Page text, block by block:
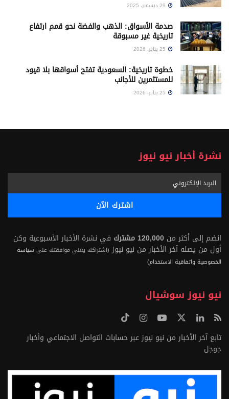
صدمة الأسواق: الذهب والفضة نحو قمم ارتفاع
تاريخية غير مسبوقة
خطوة تاريخية: السعودية تفتح أسواقها بلا قيود
للمستثمرين للأجانب
نشرة أخبار نيو نيوز
انضم إلى أكثر من 120,000 مشترك
في نشرة الأخبار الأسبوعية وكن
أول من يصله آخر الأخبار من نيو نيوز (اشتراكك يعني موافقتك على سياسة
الخصوصية واتفاقية الاستخدام)
نيو نيوز سوشيال
تابع آخر الأخبار من نيو نيوز عبر حسابات التواصل الاجتماعي وأخبار
جوجل